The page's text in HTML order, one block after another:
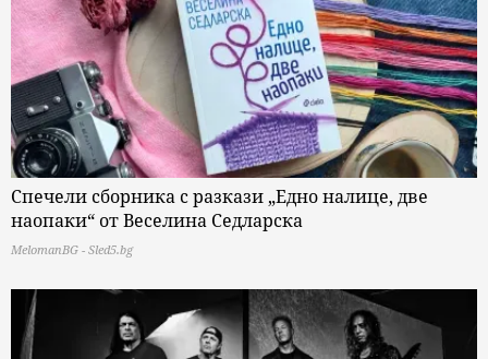
Спечели сборника с разкази „Едно налице, две
наопаки“ от Веселина Седларска
MelomanBG - Sled5.bg